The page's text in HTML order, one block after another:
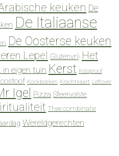
keuken De
De Italiaanse
De Oosterse keuken
Lepel Glutenvrij Het
in eigen tuin Kerst Kidsproof
Kookboeken Krachtkaart Leftover
Igel Pizza Sfeervolste
Thee combinatie
Wereldgerechten